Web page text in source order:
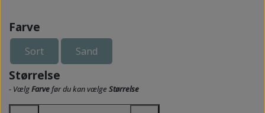
Farve
Sort Sand
Størrelse
- VælgFarvefør du kan vælge Størrelse